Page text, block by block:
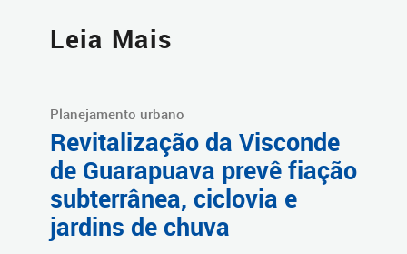
Leia Mais
Planejamento urbano
Revitalização da Visconde
de Guarapuava prevê fiação
subterrânea, ciclovia e
jardins de chuva